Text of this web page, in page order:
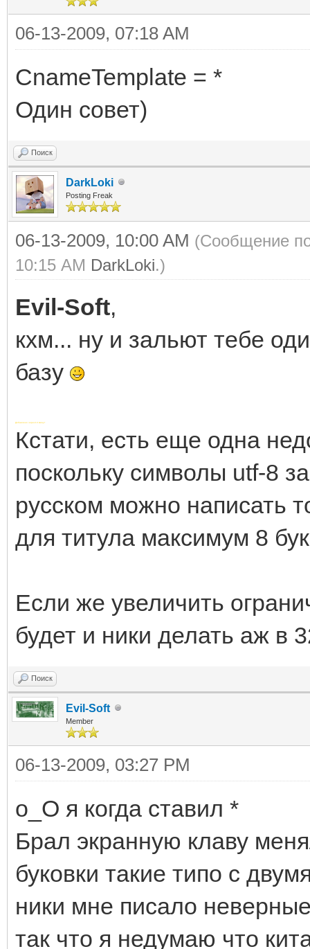
06-13-2009, 07:18 AM
CnameTemplate = *
Один совет)
Поиск
DarkLoki
Posting Freak
06-13-2009, 10:00 AM (Сообщение
10:15 AM DarkLoki.)
Evil-Soft,
кхм... ну и зальют тебе
базу
Добавлено через 14 минут
Кстати, есть еще одна
поскольку символы utf-8
русском можно написать
для титула максимум 8
Если же увеличить
будет и ники делать аж в
Поиск
Evil-Soft
Member
06-13-2009, 03:27 PM
о_О я когда ставил *
Брал экранную клаву
буковки такие типо с
ники мне писало
так что я недумаю что